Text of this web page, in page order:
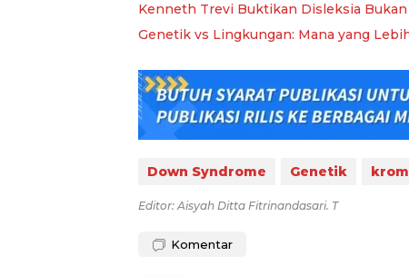
Kenneth Trevi Buktikan Disleksia
Genetik vs Lingkungan: Mana yang
Down Syndrome Genetik
Editor: Aisyah Ditta Fitrinandasari. T
Komentar